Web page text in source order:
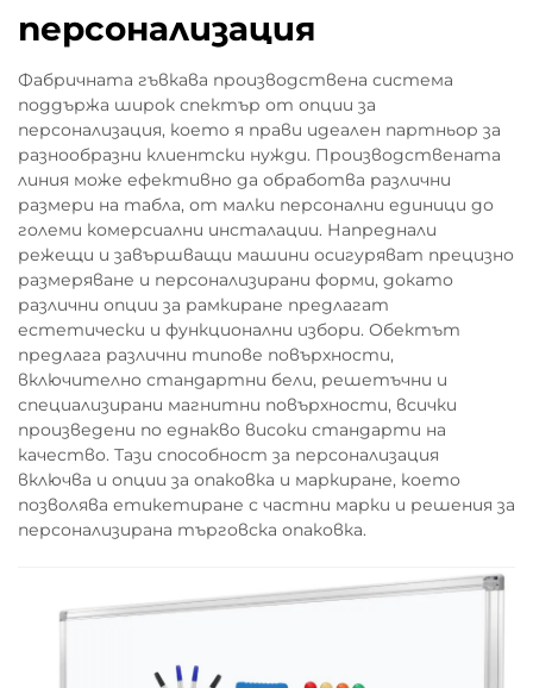
персонализация
Фабричната гъвкава производствена система
поддържа широк спектър от опции за
персонализация, което я прави идеален партньор за
разнообразни клиентски нужди. Производствената
линия може ефективно да обработва различни
размери на табла, от малки персонални единици до
големи комерсиални инсталации. Напреднали
режещи и завършващи машини осигуряват прецизно
размеряване и персонализирани форми, докато
различни опции за рамкиране предлагат
естетически и функционални избори. Обектът
предлага различни типове повърхности,
включително стандартни бели, решетъчни и
специализирани магнитни повърхности, всички
произведени по еднакво високи стандарти на
качество. Тази способност за персонализация
включва и опции за опаковка и маркиране, което
позволява етикетиране с частни марки и решения за
персонализирана търговска опаковка.